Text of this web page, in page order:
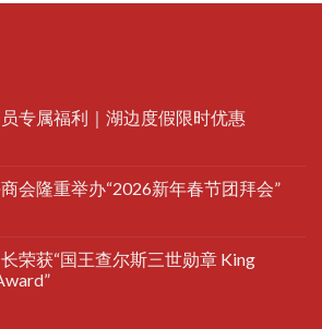
员专属福利｜湖边度假限时优惠
会隆重举办“2026新年春节团拜会”
荣获“国王查尔斯三世勋章 King